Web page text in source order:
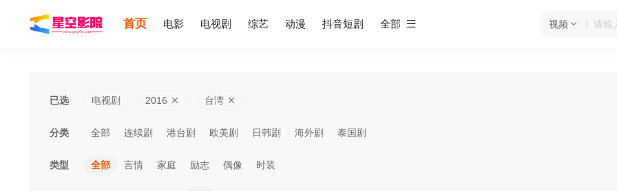
视频
首页 电影 电视剧 综艺 动漫 抖音短剧 全部
已选 电视剧 2016 台湾
分类 全部 连续剧 港台剧 欧美剧 日韩剧 海外剧 泰国剧
类型 全部 言情 家庭 励志 偶像 时装